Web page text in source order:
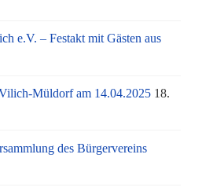
e.V. – Festakt mit Gästen aus
Müldorf am 14.04.2025 18.
des Bürgervereins